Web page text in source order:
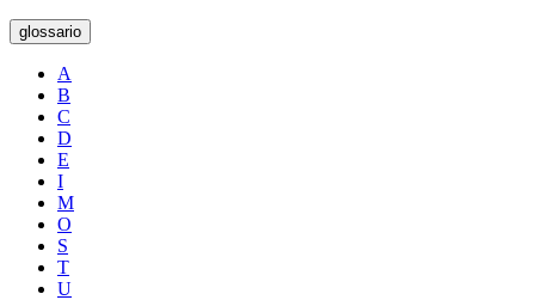
glossario
A
B
C
D
E
I
M
O
S
T
U